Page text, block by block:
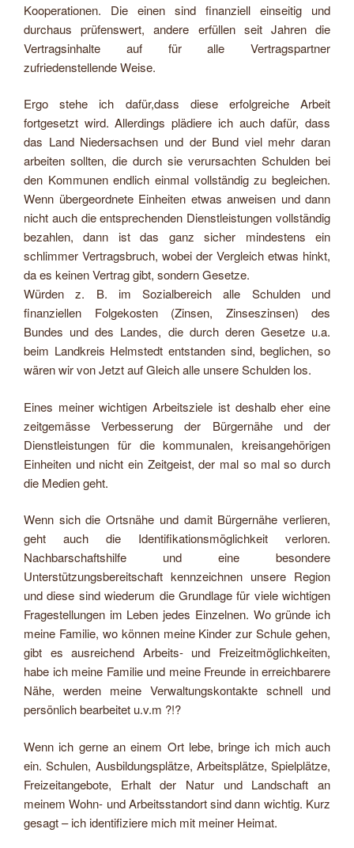
Kooperationen. Die einen sind finanziell einseitig und
durchaus prüfenswert, andere erfüllen seit Jahren die
Vertragsinhalte auf für alle Vertragspartner
zufriedenstellende Weise.
Ergo stehe ich dafür,dass diese erfolgreiche Arbeit
fortgesetzt wird. Allerdings plädiere ich auch dafür, dass
das Land Niedersachsen und der Bund viel mehr daran
arbeiten sollten, die durch sie verursachten Schulden bei
den Kommunen endlich einmal vollständig zu begleichen.
Wenn übergeordnete Einheiten etwas anweisen und dann
nicht auch die entsprechenden Dienstleistungen vollständig
bezahlen, dann ist das ganz sicher mindestens ein
schlimmer Vertragsbruch, wobei der Vergleich etwas hinkt,
da es keinen Vertrag gibt, sondern Gesetze.
Würden z. B. im Sozialbereich alle Schulden und
finanziellen Folgekosten (Zinsen, Zinseszinsen) des
Bundes und des Landes, die durch deren Gesetze u.a.
beim Landkreis Helmstedt entstanden sind, beglichen, so
wären wir von Jetzt auf Gleich alle unsere Schulden los.
Eines meiner wichtigen Arbeitsziele ist deshalb eher eine
zeitgemässe Verbesserung der Bürgernähe und der
Dienstleistungen für die kommunalen, kreisangehörigen
Einheiten und nicht ein Zeitgeist, der mal so mal so durch
die Medien geht.
Wenn sich die Ortsnähe und damit Bürgernähe verlieren,
geht auch die Identifikationsmöglichkeit verloren.
Nachbarschaftshilfe und eine besondere
Unterstützungsbereitschaft kennzeichnen unsere Region
und diese sind wiederum die Grundlage für viele wichtigen
Fragestellungen im Leben jedes Einzelnen. Wo gründe ich
meine Familie, wo können meine Kinder zur Schule gehen,
gibt es ausreichend Arbeits- und Freizeitmöglichkeiten,
habe ich meine Familie und meine Freunde in erreichbarere
Nähe, werden meine Verwaltungskontakte schnell und
persönlich bearbeitet u.v.m ?!?
Wenn ich gerne an einem Ort lebe, bringe ich mich auch
ein. Schulen, Ausbildungsplätze, Arbeitsplätze, Spielplätze,
Freizeitangebote, Erhalt der Natur und Landschaft an
meinem Wohn- und Arbeitsstandort sind dann wichtig. Kurz
gesagt – ich identifiziere mich mit meiner Heimat.